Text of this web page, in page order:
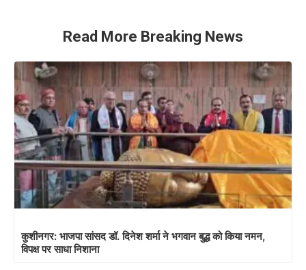
Read More Breaking News
कुशीनगर: भाजपा सांसद डॉ. दिनेश शर्मा ने भगवान बुद्ध को किया नमन,
विपक्ष पर साधा निशाना